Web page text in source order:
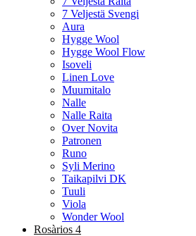
7 Veljestä Svengi
Aura
Hygge Wool
Hygge Wool Flow
Isoveli
Linen Love
Muumitalo
Nalle
Nalle Raita
Over Novita
Patronen
Runo
Syli Merino
Taikapilvi DK
Tuuli
Viola
Wonder Wool
Rosàrios 4